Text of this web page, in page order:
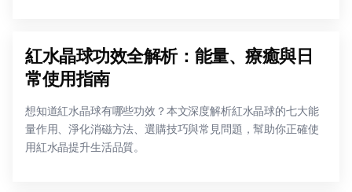
紅水晶球功效全解析：能量、療癒與日
常使用指南
想知道紅水晶球有哪些功效？本文深度解析紅水晶球的七大能
量作用、淨化消磁方法、選購技巧與常見問題，幫助你正確使
用紅水晶提升生活品質。